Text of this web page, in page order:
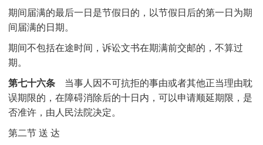
期间届满的最后一日是节假日的，以节假日后的第一日为期
间届满的日期。
期间不包括在途时间，诉讼文书在期满前交邮的，不算过
期。
第七十六条 当事人因不可抗拒的事由或者其他正当理由耽
误期限的，在障碍消除后的十日内，可以申请顺延期限，是
否准许，由人民法院决定。
第二节 送 达